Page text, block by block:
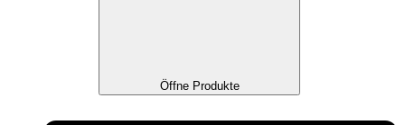
Öffne Produkte